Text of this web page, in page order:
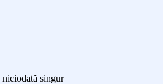
niciodată singur